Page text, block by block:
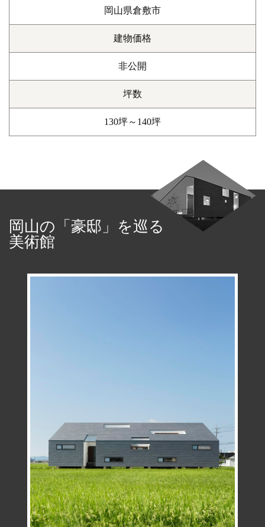
岡山県倉敷市
建物価格
非公開
坪数
130坪～140坪
岡山の「豪邸」を巡る
美術館